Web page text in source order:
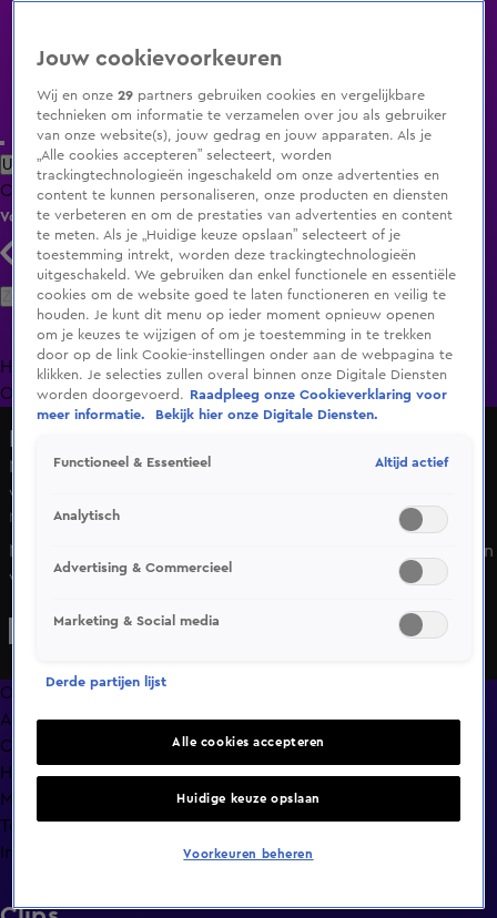
Uitzending Gemist Populaire programma's Zenders Genres
ClipsFilmsRadioSmart TV inlogShop
Volg KIJK
Zoeken
HomeUitzending Gemist Programma's De Bondgenoten
OranjezomerLivestreamsShop
Nyssa belt thuisfront over diskwalificatie: 'Ik heb het
verkloot'
Ma 15 juni, 13:35
Na de knockouts bellen Nyssa en Joshlyn met hun vader en
vertelt Nyssa over haar diskwalificatie.
Overzicht
Afleveringen
Clips
Hoe is het nu met?
Macdate met Nick Eshuis
Terugblik
Info
Jouw cookievoorkeuren
Wij en onze29 partners gebruiken cookies en vergelijkbare
technieken om informatie te verzamelen over jou als gebruiker
van onze website(s), jouw gedrag en jouw apparaten. Als je
„Alle cookies accepteren” selecteert, worden
trackingtechnologieën ingeschakeld om onze advertenties en
content te kunnen personaliseren, onze producten en diensten
te verbeteren en om de prestaties van advertenties en content
te meten. Als je „Huidige keuze opslaan” selecteert of je
toestemming intrekt, worden deze trackingtechnologieën
uitgeschakeld. We gebruiken dan enkel functionele en essentiële
cookies om de website goed te laten functioneren en veilig te
houden. Je kunt dit menu op ieder moment opnieuw openen
om je keuzes te wijzigen of om je toestemming in te trekken
door op de link Cookie-instellingen onder aan de webpagina te
klikken. Je selecties zullen overal binnen onze Digitale Diensten
worden doorgevoerd.
Raadpleeg onze Cookieverklaring voor
meer informatie.
Bekijk hier onze Digitale Diensten.
Functioneel & Essentieel Altijd actief
Analytisch
Advertising & Commercieel
Marketing & Social media
Derde partijen lijst
Alle cookies accepteren
Huidige keuze opslaan
Voorkeuren beheren